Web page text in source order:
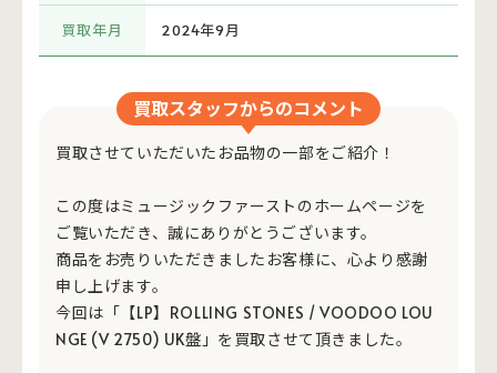
買取年月 2024年9月
買取スタッフからのコメント
買取させていただいたお品物の一部をご紹介！
この度はミュージックファーストのホームページを
ご覧いただき、誠にありがとうございます。
商品をお売りいただきましたお客様に、心より感謝
申し上げます。
今回は「【LP】ROLLING STONES / VOODOO LOU
NGE (V 2750) UK盤」を買取させて頂きました。